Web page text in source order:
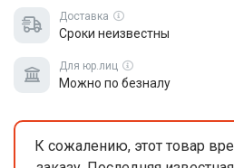
Доставка
Сроки неизвестны
Для юр.лиц
Можно по безналу
К сожалению, этот товар